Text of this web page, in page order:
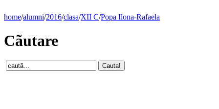
home/alumni/2016/clasa/XII C/Popa Ilona-Rafaela
Cãutare